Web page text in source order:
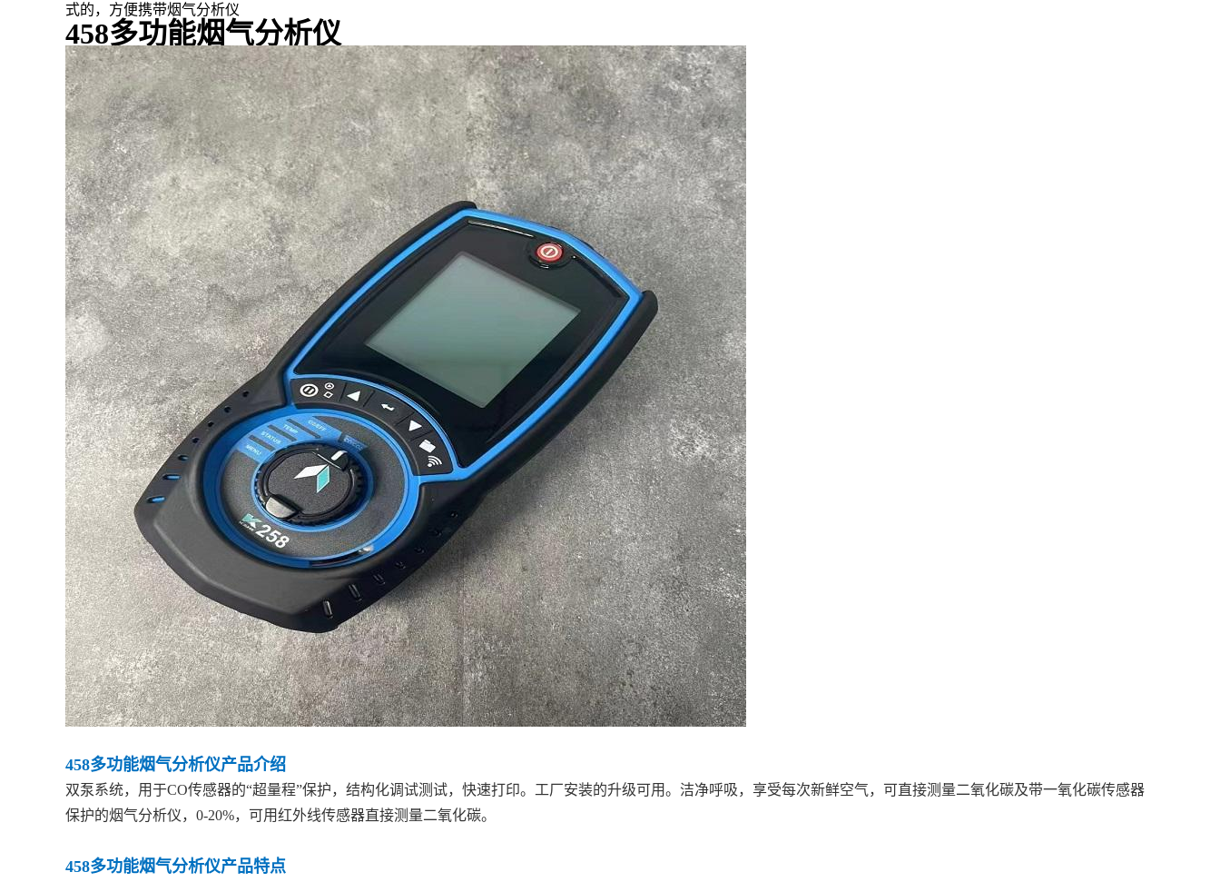
式的，方便携带烟气分析仪
458多功能烟气分析仪
458多功能烟气分析仪产品介绍
双泵系统，用于CO传感器的“超量程”保护，结构化调试测试，快速打印。工厂安装的升级可用。洁净呼吸，享受每次新鲜空气，可直接测量二氧化碳及带一氧化碳传感器
保护的烟气分析仪，0-20%，可用红外线传感器直接测量二氧化碳。
458多功能烟气分析仪产品特点